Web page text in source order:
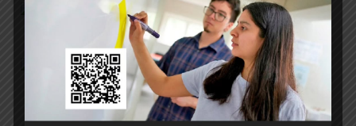
En Máfil aprendieron sobre manejo
Jul 31, 2026
UACh fortalece cooperación intern
Jul 30, 2026